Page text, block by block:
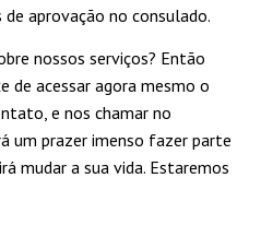
aprovação no consulado.
nossos serviços? Então
de acessar agora mesmo o
e nos chamar no
um prazer imenso fazer parte
mudar a sua vida. Estaremos
Não perca o prazo
para agendar o visto
Conhecendo os